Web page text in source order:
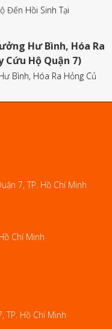
Đến Hồi Sinh Tại
Hư Bình, Hóa Ra
Cứu Hộ Quận 7)
Bình, Hóa Ra Hỏng Củ
7, TP. Hồ Chí Minh
Chí Minh
TP. Hồ Chí Minh